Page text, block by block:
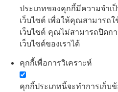
ประเภทของคุกกี้มีความจำเ
เว็บไซต์ เพื่อให้คุณสามารถ
เว็บไซต์ คุณไม่สามารถปิดก
เว็บไซต์ของเราได้
คุกกี้เพื่อการวิเคราะห์
คุกกี้ประเภทนี้จะทำการเก็บ